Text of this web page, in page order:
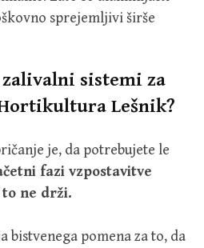
sprejemljivi širše
sistemi za
Lešnik?
je, da potrebujete le
fazi vzpostavitve
to ne drži.
bistvenega pomena za to, da